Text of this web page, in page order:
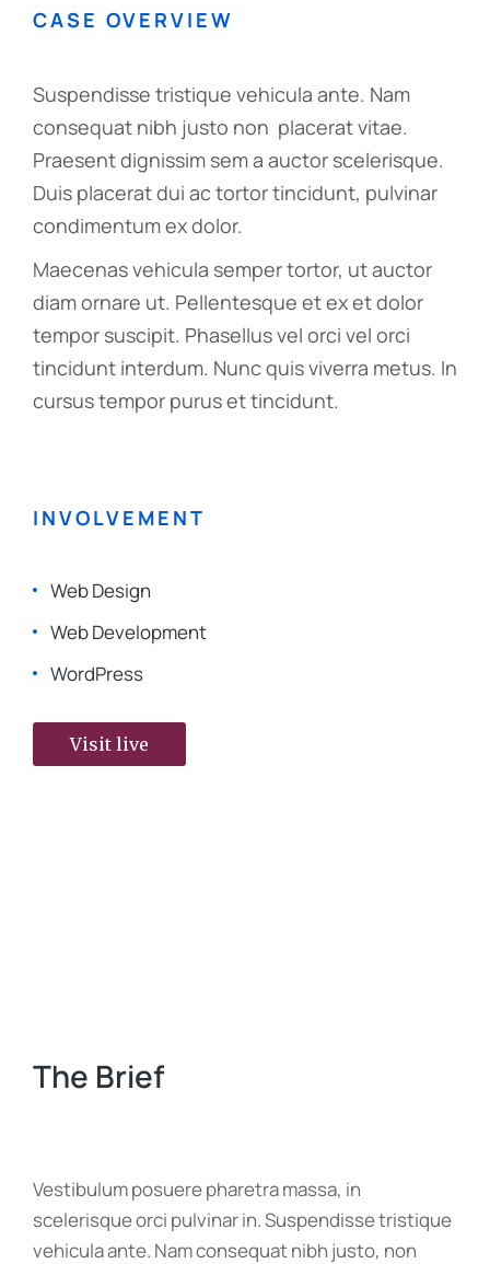
CASE OVERVIEW
Suspendisse tristique vehicula ante. Nam
consequat nibh justo non placerat vitae.
Praesent dignissim sem a auctor scelerisque.
Duis placerat dui ac tortor tincidunt, pulvinar
condimentum ex dolor.
Maecenas vehicula semper tortor, ut auctor
diam ornare ut. Pellentesque et ex et dolor
tempor suscipit. Phasellus vel orci vel orci
tincidunt interdum. Nunc quis viverra metus. In
cursus tempor purus et tincidunt.
INVOLVEMENT
Web Design
Web Development
WordPress
Visit live
The Brief
Vestibulum posuere pharetra massa, in
scelerisque orci pulvinar in. Suspendisse tristique
vehicula ante. Nam consequat nibh justo, non